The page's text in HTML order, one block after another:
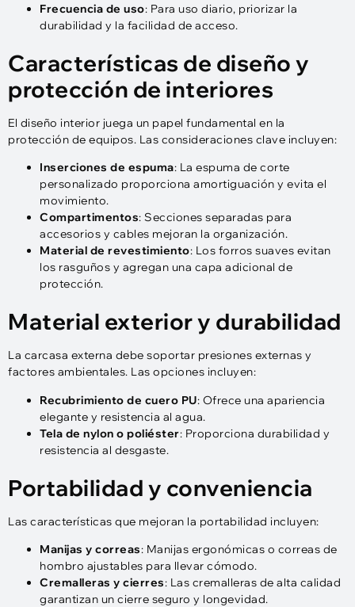
Frecuencia de uso: Para uso diario, priorizar la
durabilidad y la facilidad de acceso.
Características de diseño y
protección de interiores
El diseño interior juega un papel fundamental en la
protección de equipos. Las consideraciones clave incluyen:
Inserciones de espuma: La espuma de corte
personalizado proporciona amortiguación y evita el
movimiento.
Compartimentos: Secciones separadas para
accesorios y cables mejoran la organización.
Material de revestimiento: Los forros suaves evitan
los rasguños y agregan una capa adicional de
protección.
Material exterior y durabilidad
La carcasa externa debe soportar presiones externas y
factores ambientales. Las opciones incluyen:
Recubrimiento de cuero PU: Ofrece una apariencia
elegante y resistencia al agua.
Tela de nylon o poliéster: Proporciona durabilidad y
resistencia al desgaste.
Portabilidad y conveniencia
Las características que mejoran la portabilidad incluyen:
Manijas y correas: Manijas ergonómicas o correas de
hombro ajustables para llevar cómodo.
Cremalleras y cierres: Las cremalleras de alta calidad
garantizan un cierre seguro y longevidad.